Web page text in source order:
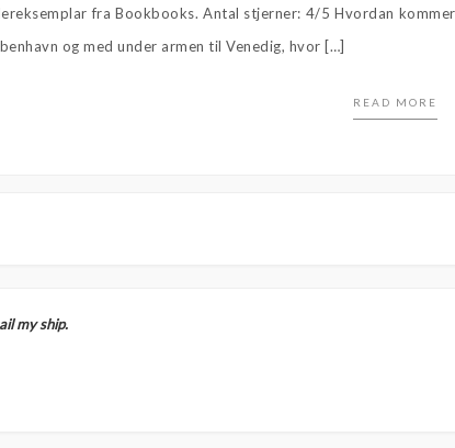
fra Bookbooks. Antal stjerner: 4/5 Hvordan
og med under armen til Venedig, hvor […]
READ MORE
my ship.